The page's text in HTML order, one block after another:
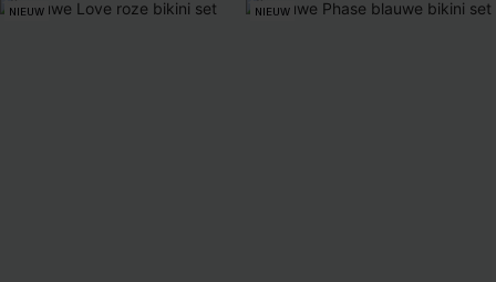
NIEUW NIEUW